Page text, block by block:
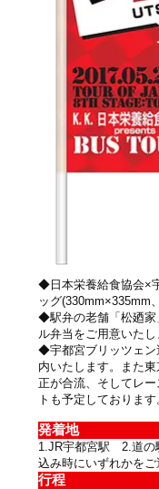
◆日本栄養給食協会×
ッグ(330mm×335mm
◆駅弁の老舗「松廼家
ル弁当をご用意いたし
◆宇都宮ブリッツェン
内いたします。また
正が合流、そしてレ
トも予定しております
発着地
1.JR宇都宮駅 2.道の
込み時にいずれかを
行程